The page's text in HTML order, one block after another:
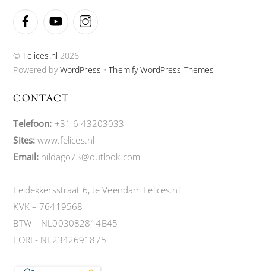
FacebookYouTube
© Felices.nl 2026
Powered byWordPress •Themify WordPress Themes
CONTACT
Telefoon: +31 6 43203033
Sites: www.felices.nl
Email: hildago73@outlook.com
Leidekkersstraat 6, te Veendam Felices.nl
KVK – 76419568
BTW – NL003082814B45
EORI - NL2342691875